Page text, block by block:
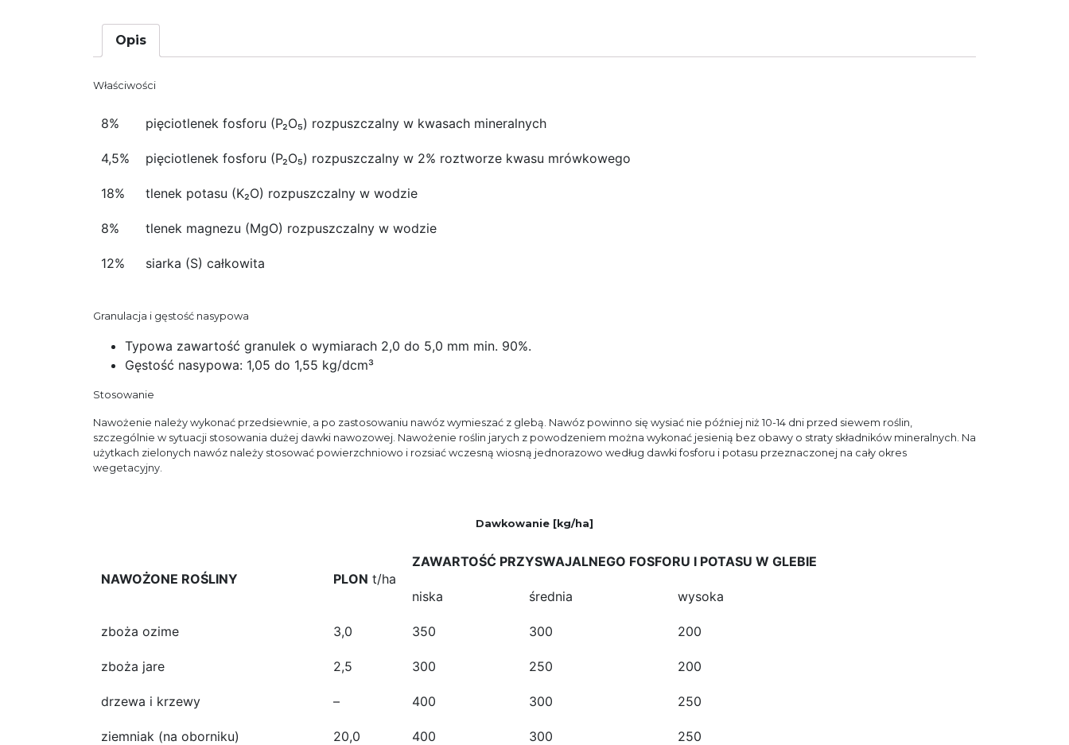
Opis
Właściwości
8% pięciotlenek fosforu (P₂O₅) rozpuszczalny w kwasach mineralnych
4,5% pięciotlenek fosforu (P₂O₅) rozpuszczalny w 2% roztworze kwasu mrówkowego
18% tlenek potasu (K₂O) rozpuszczalny w wodzie
8% tlenek magnezu (MgO) rozpuszczalny w wodzie
12% siarka (S) całkowita
Granulacja i gęstość nasypowa
Typowa zawartość granulek o wymiarach 2,0 do 5,0 mm min. 90%.
Gęstość nasypowa: 1,05 do 1,55 kg/dcm³
Stosowanie
Nawożenie należy wykonać przedsiewnie, a po zastosowaniu nawóz wymieszać z glebą. Nawóz powinno się wysiać nie później niż 10-14 dni przed siewem roślin,
szczególnie w sytuacji stosowania dużej dawki nawozowej. Nawożenie roślin jarych z powodzeniem można wykonać jesienią bez obawy o straty składników mineralnych. Na
użytkach zielonych nawóz należy stosować powierzchniowo i rozsiać wczesną wiosną jednorazowo według dawki fosforu i potasu przeznaczonej na cały okres
wegetacyjny.
Dawkowanie [kg/ha]
NAWOŻONE ROŚLINY PLON t/ha
ZAWARTOŚĆ PRZYSWAJALNEGO FOSFORU I POTASU W GLEBIE
niska średnia wysoka
zboża ozime 3,0 350 300 200
zboża jare 2,5 300 250 200
drzewa i krzewy – 400 300 250
ziemniak (na oborniku) 20,0 400 300 250